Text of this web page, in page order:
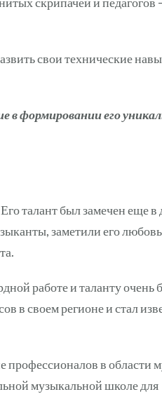
свои технические
в формировании его
талант был замечен еще в
заметили его
работе и таланту очень
в своем регионе и стал
в области
музыкальной школе для